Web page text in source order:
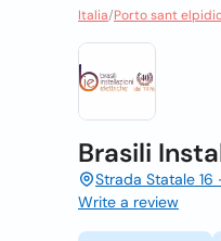
Italia/Porto sant
Brasili
Strada Statale 16
Write a review